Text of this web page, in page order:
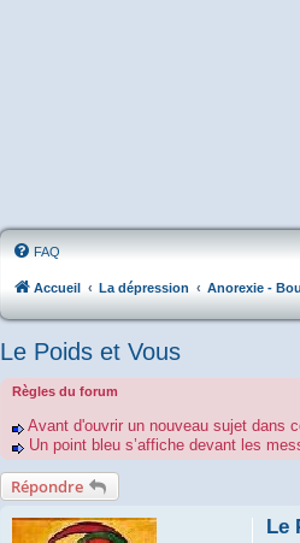
FAQ
Accueil La dépression Anorexie -
Le Poids et Vous
Règles du forum
Avant d'ouvrir un nouveau sujet dans
Un point bleu s’affiche devant les
Répondre
Le